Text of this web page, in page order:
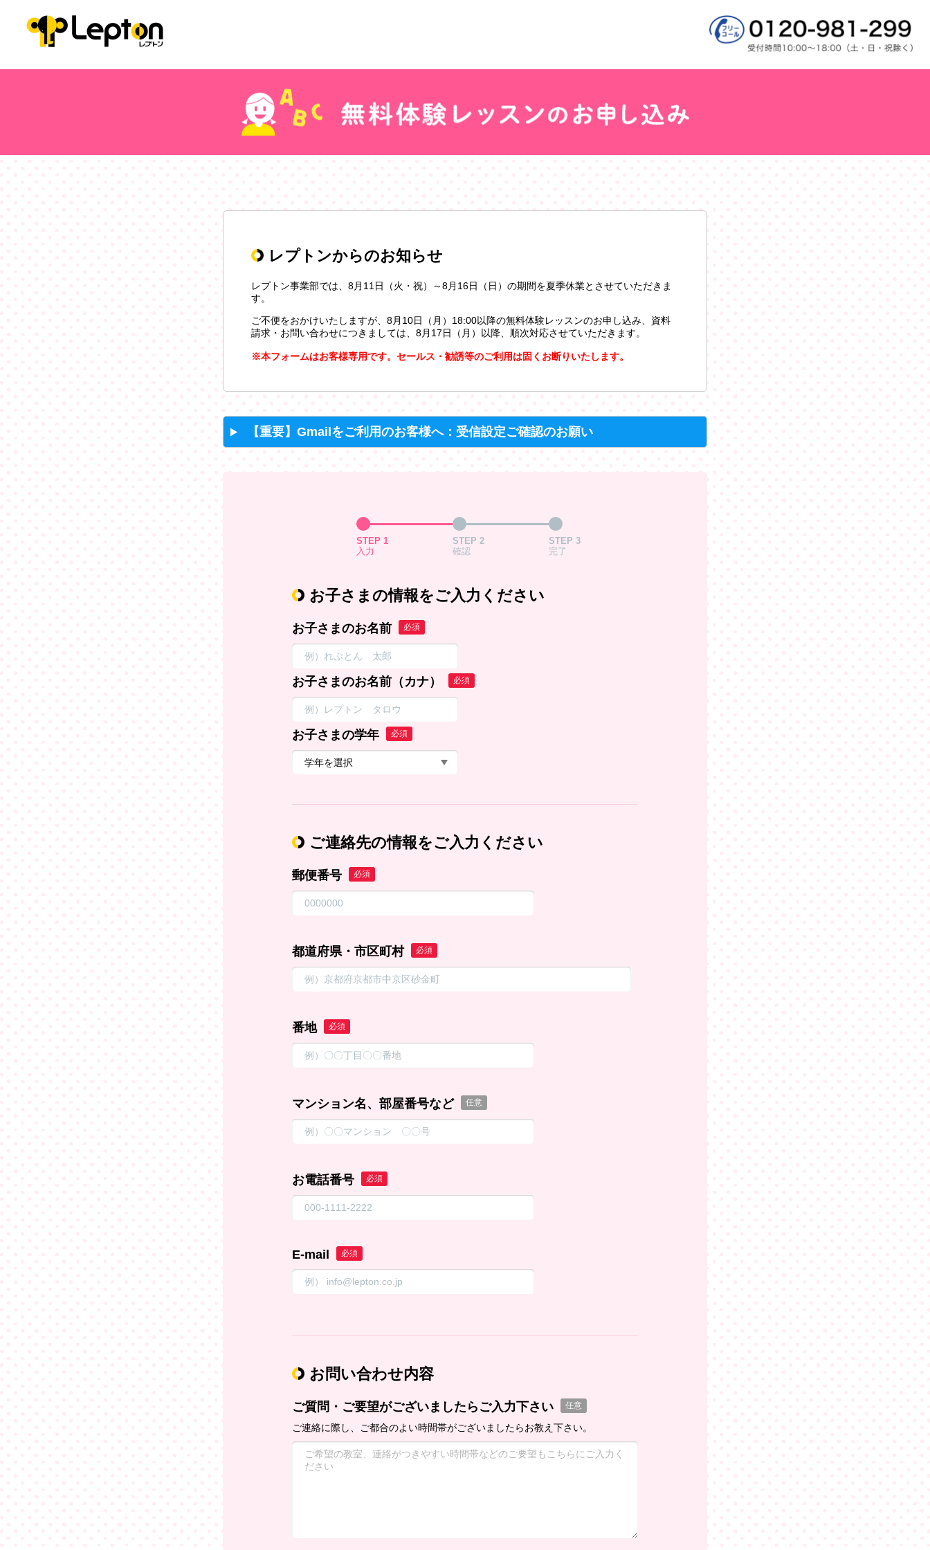
レプトンからのお知らせ
レプトン事業部では、8月11日（火・祝）～8月16日（日）の期間を夏季休業とさせていただきま
す。
ご不便をおかけいたしますが、8月10日（月）18:00以降の無料体験レッスンのお申し込み、資料
請求・お問い合わせにつきましては、8月17日（月）以降、順次対応させていただきます。
※本フォームはお客様専用です。セールス・勧誘等のご利用は固くお断りいたします。
【重要】Gmailをご利用のお客様へ：受信設定ご確認のお願い
STEP 1
入力
STEP 2
確認
STEP 3
完了
お子さまの情報をご入力ください
お子さまのお名前 必須
お子さまのお名前（カナ） 必須
お子さまの学年 必須
ご連絡先の情報をご入力ください
郵便番号 必須
都道府県・市区町村 必須
番地 必須
マンション名、部屋番号など 任意
お電話番号 必須
E-mail 必須
お問い合わせ内容
ご質問・ご要望がございましたらご入力下さい 任意
ご連絡に際し、ご都合のよい時間帯がございましたらお教え下さい。